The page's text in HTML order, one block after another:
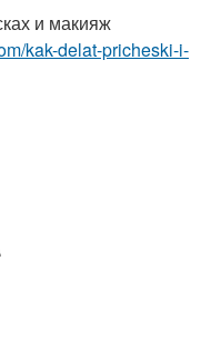
и макияж
kak-delat-pricheski-i-